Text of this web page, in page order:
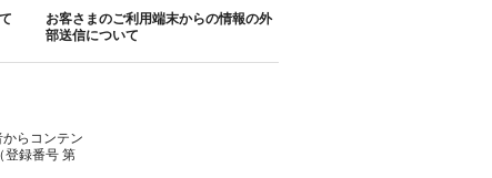
お客さまのご利用端末からの情報の外
部送信について
らコンテン
登録番号 第